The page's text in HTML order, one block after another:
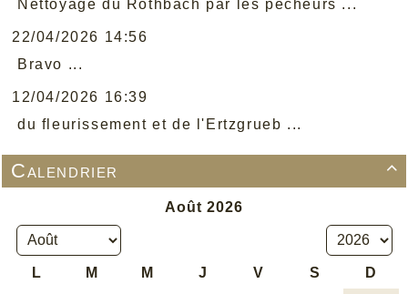
Nettoyage du Rothbach par les pêcheurs ...
22/04/2026 14:56
Bravo ...
12/04/2026 16:39
du fleurissement et de l'Ertzgrueb ...

Calendrier